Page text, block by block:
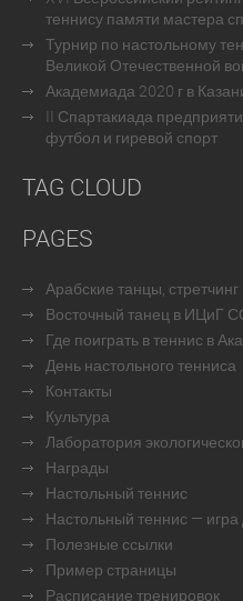
теннису памяти мастера
Турнир по настольному
Великой Отечественной
Академиада 2020 г в
II Спартакиада
футбол и гиревой спорт
TAG CLOUD
PAGES
Арабские танцы, стретчинг
Восточный танец в ИЦиГ
Где поиграть в теннис в
День настольного тенниса
Контакты
Культура
Лаборатория
Награды
Настольный теннис
Настольный теннис — игра
Полезные ссылки
Пример страницы
Расписание тренировок